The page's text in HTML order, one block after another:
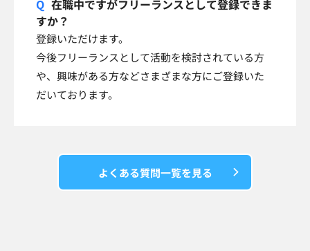
在職中ですがフリーランスとして登録できま
すか？
登録いただけます。
今後フリーランスとして活動を検討されている方
や、興味がある方などさまざまな方にご登録いた
だいております。
よくある質問一覧を見る